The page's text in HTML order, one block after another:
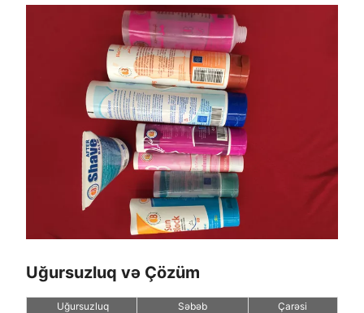
Uğursuzluq və Çözüm
Uğursuzluq Səbəb Çarəsi